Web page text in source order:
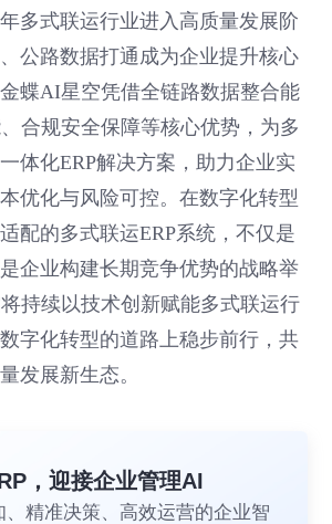
多式联运行业进入高质量发展阶
公路数据打通成为企业提升核心
蝶AI星空凭借全链路数据整合能
合规安全保障等核心优势，为多
体化ERP解决方案，助力企业实
优化与风险可控。在数字化转型
配的多式联运ERP系统，不仅是
企业构建长期竞争优势的战略举
持续以技术创新赋能多式联运行
字化转型的道路上稳步前行，共
发展新生态。
，迎接企业管理AI
、精准决策、高效运营的企业智